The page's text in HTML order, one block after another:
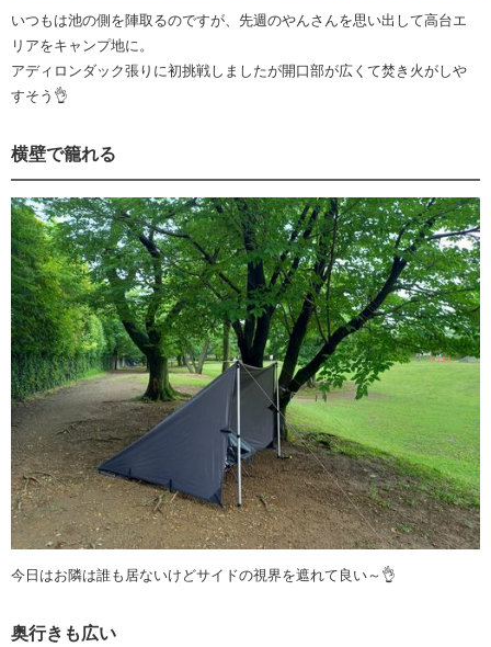
いつもは池の側を陣取るのですが、先週のやんさんを思い出して高台エ
リアをキャンプ地に。
アディロンダック張りに初挑戦しましたが開口部が広くて焚き火がしや
すそう👌
横壁で籠れる
今日はお隣は誰も居ないけどサイドの視界を遮れて良い～👌
奥行きも広い